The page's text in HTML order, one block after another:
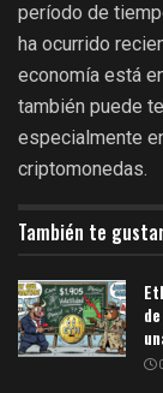
período de
ha ocurrido
economía está
también puede
especialmente
criptomonedas.
También te